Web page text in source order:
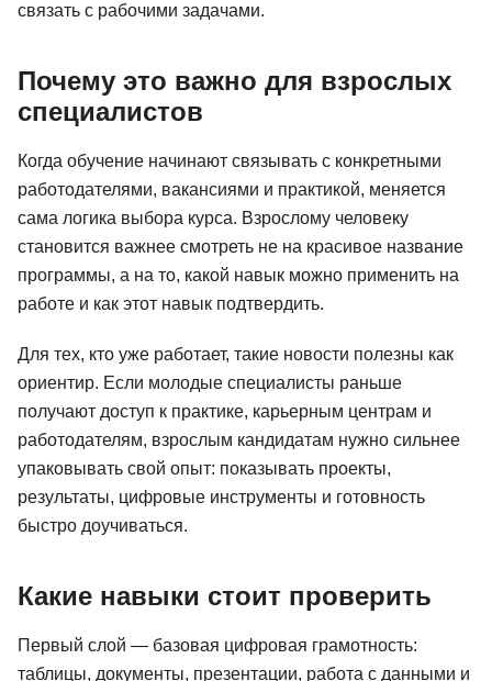
связать с рабочими задачами.
Почему это важно для взрослых
специалистов
Когда обучение начинают связывать с конкретными
работодателями, вакансиями и практикой, меняется
сама логика выбора курса. Взрослому человеку
становится важнее смотреть не на красивое название
программы, а на то, какой навык можно применить на
работе и как этот навык подтвердить.
Для тех, кто уже работает, такие новости полезны как
ориентир. Если молодые специалисты раньше
получают доступ к практике, карьерным центрам и
работодателям, взрослым кандидатам нужно сильнее
упаковывать свой опыт: показывать проекты,
результаты, цифровые инструменты и готовность
быстро доучиваться.
Какие навыки стоит проверить
Первый слой — базовая цифровая грамотность:
таблицы, документы, презентации, работа с данными и